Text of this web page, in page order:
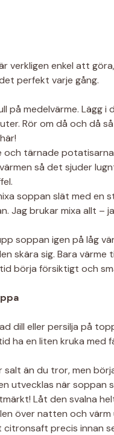
verkligen enkel att
perfekt varje gång.
på medelvärme. Lägg i
Rör om då och då
och tärnade
så det sjuder
soppan slät med en
Jag brukar mixa allt –
soppan igen på låg
skära sig. Bara värme
börja försiktigt och
dill eller persilja på
ha en liten kruka med
salt än du tror, men
utvecklas när soppan
Låt den svalna
över natten och
citronsaft precis innan